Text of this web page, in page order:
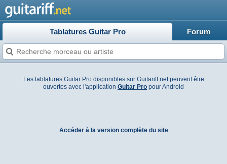
Tablatures Guitar Pro Forum
Les tablatures Guitar Pro disponibles sur Guitariff.net peuvent être
ouvertes avec l'application Guitar Pro pour Android
Accéder à la version complète du site